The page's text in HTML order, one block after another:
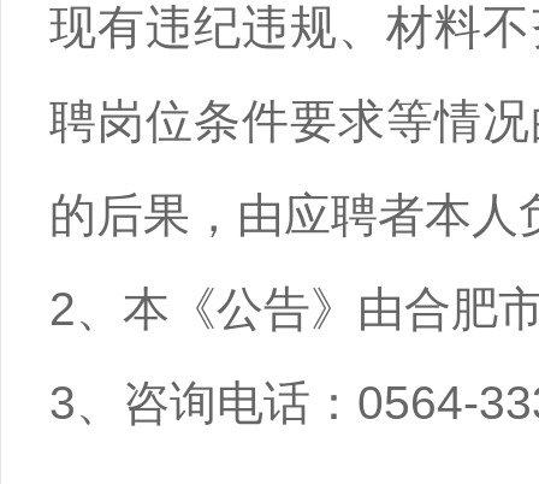
现有违纪违规、材料
聘岗位条件要求等情
的后果，由应聘者本人
2、本《公告》由合肥
3、咨询电话：0564-